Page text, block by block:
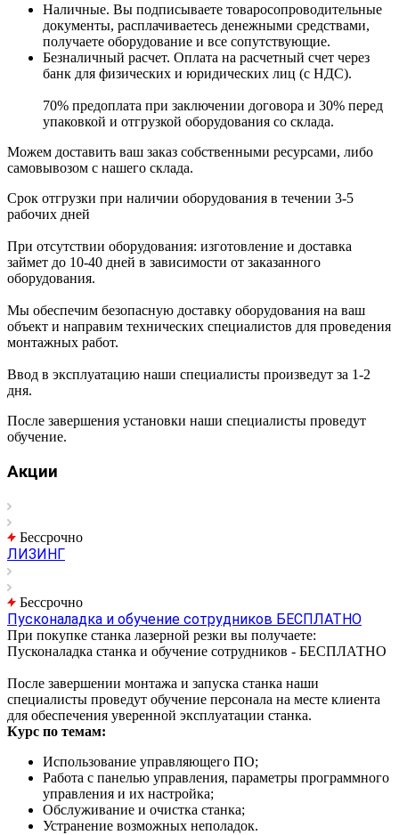
Наличные. Вы подписываете товаросопроводительные
документы, расплачиваетесь денежными средствами,
получаете оборудование и все сопутствующие.
Безналичный расчет. Оплата на расчетный счет через
банк для физических и юридических лиц (с НДС).
70% предоплата при заключении договора и 30% перед
упаковкой и отгрузкой оборудования со склада.
Можем доставить ваш заказ собственными ресурсами, либо
самовывозом с нашего склада.
Срок отгрузки при наличии оборудования в течении 3-5
рабочих дней
При отсутствии оборудования: изготовление и доставка
займет до 10-40 дней в зависимости от заказанного
оборудования.
Мы обеспечим безопасную доставку оборудования на ваш
объект и направим технических специалистов для проведения
монтажных работ.
Ввод в эксплуатацию наши специалисты произведут за 1-2
дня.
После завершения установки наши специалисты проведут
обучение.
Акции
Бессрочно
ЛИЗИНГ
Бессрочно
Пусконаладка и обучение сотрудников БЕСПЛАТНО
При покупке станка лазерной резки вы получаете:
Пусконаладка станка и обучение сотрудников - БЕСПЛАТНО
После завершении монтажа и запуска станка наши
специалисты проведут обучение персонала на месте клиента
для обеспечения уверенной эксплуатации станка.
Курс по темам:
Использование управляющего ПО;
Работа с панелью управления, параметры программного
управления и их настройка;
Обслуживание и очистка станка;
Устранение возможных неполадок.